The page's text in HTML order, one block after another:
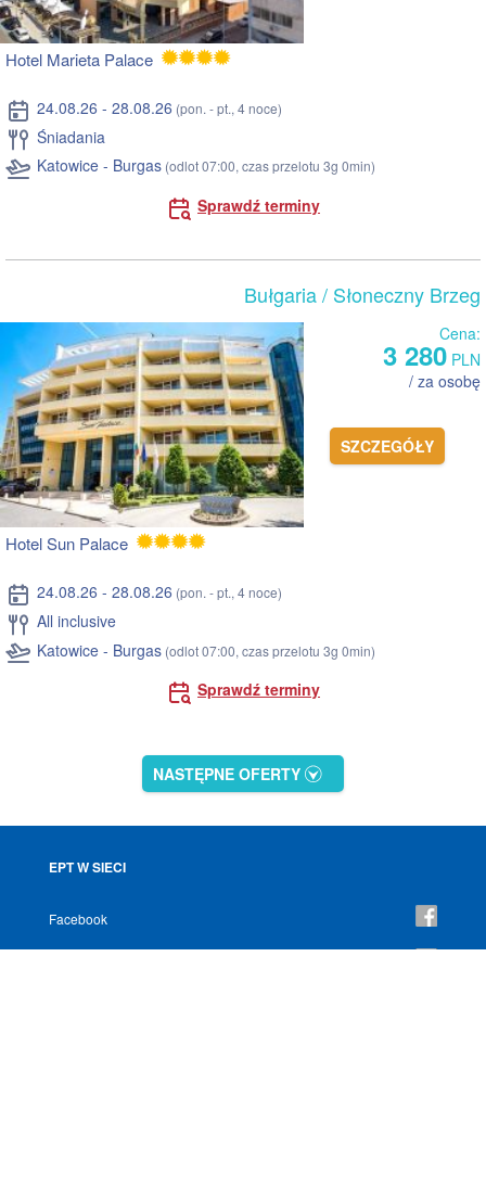
Hotel Marieta Palace
24.08.26 - 28.08.26 (pon. - pt., 4 noce)
Śniadania
Katowice - Burgas (odlot 07:00, czas przelotu 3g 0min)
Sprawdź terminy
Bułgaria/ Słoneczny Brzeg
Cena:
3 280 PLN
/ za osobę
SZCZEGÓŁY
Hotel Sun Palace
24.08.26 - 28.08.26 (pon. - pt., 4 noce)
All inclusive
Katowice - Burgas (odlot 07:00, czas przelotu 3g 0min)
Sprawdź terminy
NASTĘPNE OFERTY
EPT W SIECI
Facebook